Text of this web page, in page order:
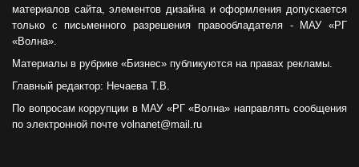
материалов сайта, элементов дизайна и оформления допускается
только с письменного разрешения правообладателя - МАУ «РГ
«Волна».
Материалы в рубрике «Бизнес» публикуются на правах рекламы.
Главный редактор: Нечаева Т.В.
По вопросам коррупции в МАУ «РГ «Волна» направлять сообщения
по электронной почте volnanet@mail.ru